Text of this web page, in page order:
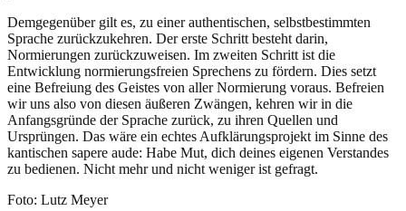
Demgegenüber gilt es, zu einer authentischen, selbstbestimmten
Sprache zurückzukehren. Der erste Schritt besteht darin,
Normierungen zurückzuweisen. Im zweiten Schritt ist die
Entwicklung normierungsfreien Sprechens zu fördern. Dies setzt
eine Befreiung des Geistes von aller Normierung voraus. Befreien
wir uns also von diesen äußeren Zwängen, kehren wir in die
Anfangsgründe der Sprache zurück, zu ihren Quellen und
Ursprüngen. Das wäre ein echtes Aufklärungsprojekt im Sinne des
kantischen sapere aude: Habe Mut, dich deines eigenen Verstandes
zu bedienen. Nicht mehr und nicht weniger ist gefragt.
Foto: Lutz Meyer